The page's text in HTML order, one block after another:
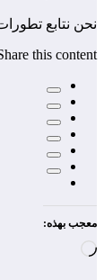
نحن نتابع
this content:
معجب بهذه: